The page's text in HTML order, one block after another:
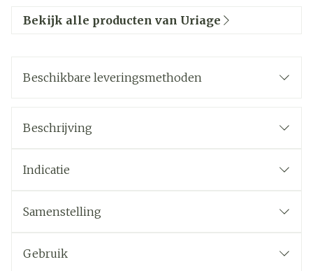
Bekijk alle producten van Uriage
Beschikbare leveringsmethoden
Beschrijving
Indicatie
Samenstelling
Gebruik